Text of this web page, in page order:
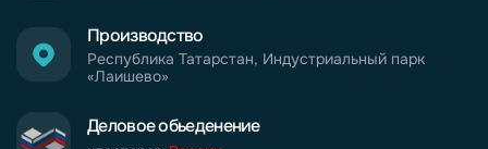
Деловое обьеденение
Производство
Республика Татарстан, Индустриальный парк
«Лаишево»